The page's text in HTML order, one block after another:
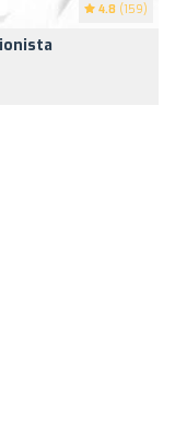
4.8 (159)